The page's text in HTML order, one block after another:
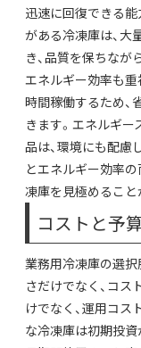
迅速に回復できる能
がある冷凍庫は、大
き、品質を保ちなが
エネルギー効率も
時間稼働するため、
きます。エネルギ
品は、環境にも配慮
とエネルギー効率
凍庫を見極めること
コストと予
業務用冷凍庫の選
さだけでなく、コ
けでなく、運用コス
な冷凍庫は初期投資